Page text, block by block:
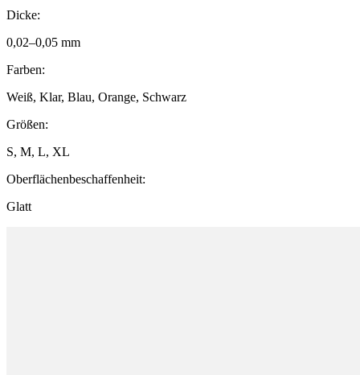
Dicke:
0,02–0,05 mm
Farben:
Weiß, Klar, Blau, Orange, Schwarz
Größen:
S, M, L, XL
Oberflächenbeschaffenheit:
Glatt